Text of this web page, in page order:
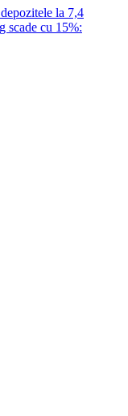
la 7,4
scade cu 15%: